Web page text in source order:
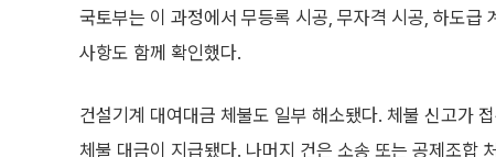
국토부는 이 과정에서 무등록 시공, 무자격 시공, 하도
사항도 함께 확인했다.
건설기계 대여대금 체불도 일부 해소됐다. 체불 신고가
체불 대금이 지급됐다. 나머지 건은 소송 또는 공제조합